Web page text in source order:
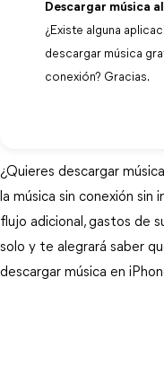
Descargar música
¿Existe alguna
descargar música
conexión? Gracias.
¿Quieres descargar
la música sin conexión sin
flujo adicional, gastos de
solo y te alegrará saber
descargar música en